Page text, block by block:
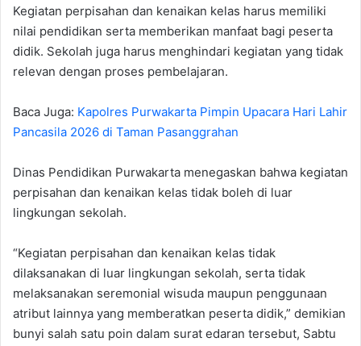
Kegiatan perpisahan dan kenaikan kelas harus memiliki
nilai pendidikan serta memberikan manfaat bagi peserta
didik. Sekolah juga harus menghindari kegiatan yang tidak
relevan dengan proses pembelajaran.
Baca Juga: Kapolres Purwakarta Pimpin Upacara Hari Lahir
Pancasila 2026 di Taman Pasanggrahan
Dinas Pendidikan Purwakarta menegaskan bahwa kegiatan
perpisahan dan kenaikan kelas tidak boleh di luar
lingkungan sekolah.
“Kegiatan perpisahan dan kenaikan kelas tidak
dilaksanakan di luar lingkungan sekolah, serta tidak
melaksanakan seremonial wisuda maupun penggunaan
atribut lainnya yang memberatkan peserta didik,” demikian
bunyi salah satu poin dalam surat edaran tersebut, Sabtu